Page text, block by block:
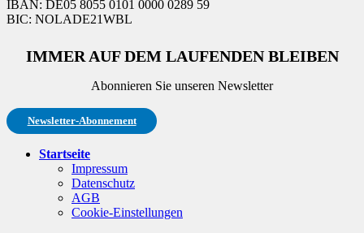
IBAN: DE05 8055 0101 0000 0289 59
BIC: NOLADE21WBL
IMMER AUF DEM LAUFENDEN BLEIBEN
Abonnieren Sie unseren Newsletter
Newsletter-Abonnement
Startseite
Impressum
Datenschutz
AGB
Cookie-Einstellungen